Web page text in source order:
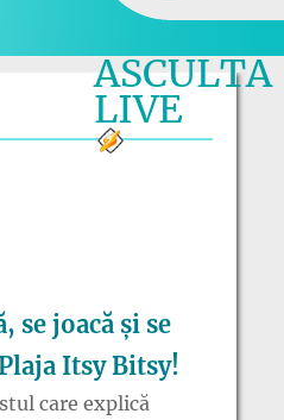
ASCULTA
LIVE
se joacă și se
Itsy Bitsy!
care explică